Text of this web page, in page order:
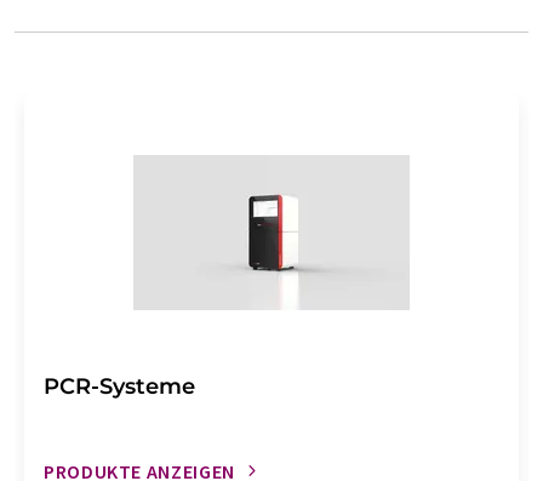
PCR-Systeme
PRODUKTE ANZEIGEN